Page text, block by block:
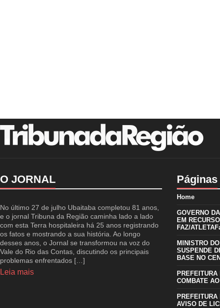
O JORNAL
No último 27 de julho Ubaitaba completou 81 anos,
e o jornal Tribuna da Região caminha lado a lado
com esta Terra hospitaleira há 25 anos registrando
os fatos e mostrando a sua história. Ao longo
desses anos, o Jornal se transformou na voz do
Vale do Rio das Contas, discutindo os principais
problemas enfrentados […]
Leia mais
Páginas
Home
GOVERNO
EM
FAZ/
MINISTRO
SUSPENDE
BASE NO
COMBATE
AVISO DE